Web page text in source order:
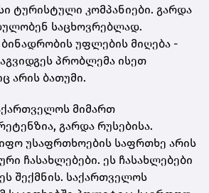
ტურისტული კომპანიები. გარდა
საცხოვრებლად.
უფლების მიღება -
პრობლემა ისეთ
არის ბათუმი.
მიმართ
გარდა რუსებისა.
უსაფრთხოების საფრთხე არის
ჩასახლებები. ეს ჩასახლებები
შექმნის. საქართველოს